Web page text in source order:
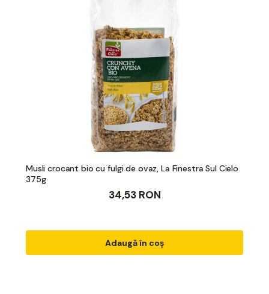
Musli crocant bio cu fulgi de ovaz, La Finestra Sul Cielo
375g
34,53 RON
Adaugă în coș